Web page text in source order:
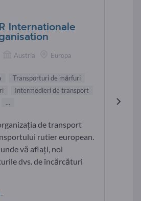
Internationale
Austria Europa
Transporturi de mărfuri
Intermedieri de transport
...
de transport
rutier european.
vă aflați, noi
dvs. de încărcături